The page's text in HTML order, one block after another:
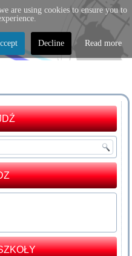
are using cookies to ensure you to
Decline Read more